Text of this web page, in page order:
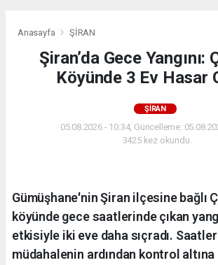
Anasayfa ŞİRAN
Şiran’da Gece Yangını:
Köyünde 3 Ev Hasar
ŞİRAN
05.08.2026 - 10:34, Güncelleme:
3425 kez okundu.
Gümüşhane'nin Şiran ilçesine bağlı
köyünde gece saatlerinde çıkan
etkisiyle iki eve daha sıçradı.
müdahalenin ardından kontrol altına